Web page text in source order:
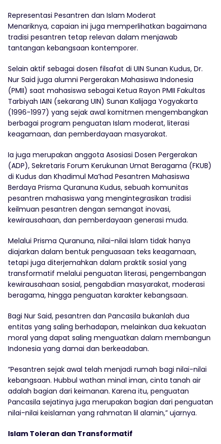
Representasi Pesantren dan Islam Moderat
Menariknya, capaian ini juga memperlihatkan bagaimana
tradisi pesantren tetap relevan dalam menjawab
tantangan kebangsaan kontemporer.
Selain aktif sebagai dosen filsafat di UIN Sunan Kudus, Dr.
Nur Said juga alumni Pergerakan Mahasiswa Indonesia
(PMII) saat mahasiswa sebagai Ketua Rayon PMII Fakultas
Tarbiyah IAIN (sekarang UIN) Sunan Kalijaga Yogyakarta
(1996-1997) yang sejak awal komitmen mengembangkan
berbagai program penguatan Islam moderat, literasi
keagamaan, dan pemberdayaan masyarakat.
Ia juga merupakan anggota Asosiasi Dosen Pergerakan
(ADP), Sekretaris Forum Kerukunan Umat Beragama (FKUB)
di Kudus dan Khadimul Ma’had Pesantren Mahasiswa
Berdaya Prisma Quranuna Kudus, sebuah komunitas
pesantren mahasiswa yang mengintegrasikan tradisi
keilmuan pesantren dengan semangat inovasi,
kewirausahaan, dan pemberdayaan generasi muda.
Melalui Prisma Quranuna, nilai-nilai Islam tidak hanya
diajarkan dalam bentuk penguasaan teks keagamaan,
tetapi juga diterjemahkan dalam praktik sosial yang
transformatif melalui penguatan literasi, pengembangan
kewirausahaan sosial, pengabdian masyarakat, moderasi
beragama, hingga penguatan karakter kebangsaan.
Bagi Nur Said, pesantren dan Pancasila bukanlah dua
entitas yang saling berhadapan, melainkan dua kekuatan
moral yang dapat saling menguatkan dalam membangun
Indonesia yang damai dan berkeadaban.
“Pesantren sejak awal telah menjadi rumah bagi nilai-nilai
kebangsaan. Hubbul wathan minal iman, cinta tanah air
adalah bagian dari keimanan. Karena itu, penguatan
Pancasila sejatinya juga merupakan bagian dari penguatan
nilai-nilai keislaman yang rahmatan lil alamin,” ujarnya.
Islam Toleran dan Transformatif